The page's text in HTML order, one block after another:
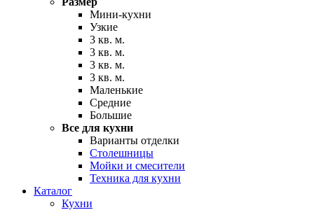
Мини-кухни
Узкие
3 кв. м.
3 кв. м.
3 кв. м.
3 кв. м.
Маленькие
Средние
Большие
Все для кухни
Варианты отделки
Столешницы
Мойки и смесители
Техника для кухни
Каталог
Кухни